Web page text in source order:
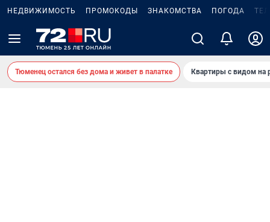
НЕДВИЖИМОСТЬ ПРОМОКОДЫ ЗНАКОМСТВА ПОГОДА
Тюменец остался без дома и живет в палатке Квартиры с видом на